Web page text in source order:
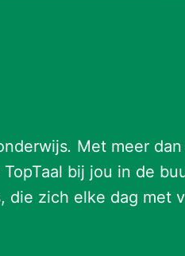
. Met meer
bij jou in de
zich elke dag met